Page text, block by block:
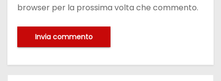
browser per la prossima volta che commento.